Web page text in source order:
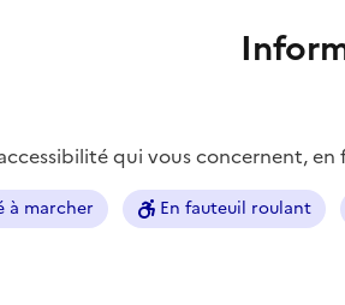
qui vous concernent,
à marcher En fauteuil roulant